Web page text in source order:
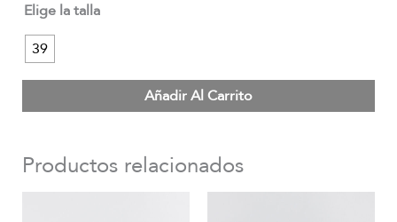
Elige la talla
39
Añadir Al Carrito
Productos relacionados